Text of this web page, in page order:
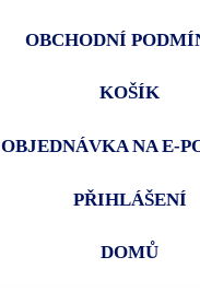
OBCHODNÍ
KOŠÍK
OBJEDNÁVKA NA E-
PŘIHLÁŠENÍ
DOMŮ